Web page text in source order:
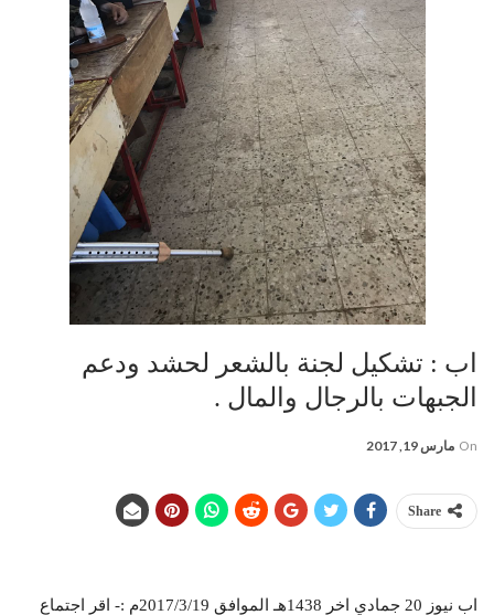
اب : تشكيل لجنة بالشعر لحشد ودعم
الجبهات بالرجال والمال .
On مارس 19, 2017
Share
اب نيوز 20 جمادي اخر 1438هـ الموافق 2017/3/19م :- اقر اجتماع